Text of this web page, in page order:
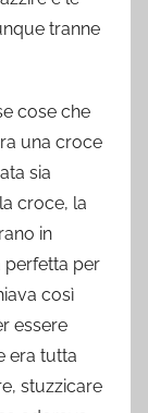
tranne
cose che
una croce
sia
croce, la
in
perfetta per
così
essere
era tutta
stuzzicare